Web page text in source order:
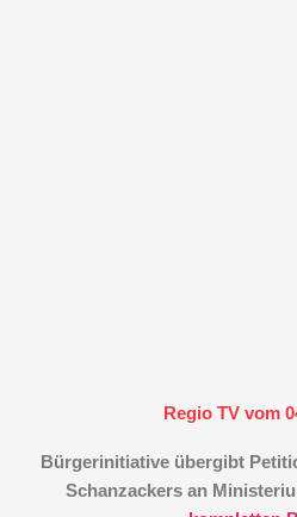
Regio TV vom
Bürgerinitiative übergibt
Schanzackers an